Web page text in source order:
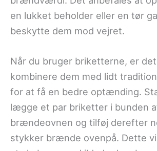
en lukket beholder eller en tør
beskytte dem mod vejret.
Når du bruger briketterne, er
kombinere dem med lidt
for at få en bedre optænding.
lægge et par briketter i bunden
brændeovnen og tilføj derefter
stykker brænde ovenpå. Dette